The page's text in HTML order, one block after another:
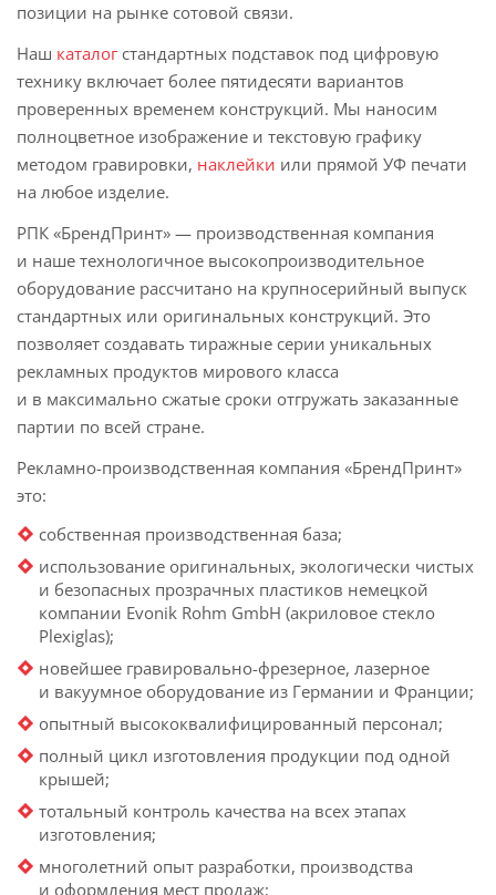
позиции на рынке сотовой связи.
Наш каталогстандартных подставок под цифровую
технику включает более пятидесяти вариантов
проверенных временем конструкций. Мы наносим
полноцветное изображение и текстовую графику
методом гравировки, наклейки или прямой УФ печати
на любое изделие.
РПК «БрендПринт» — производственная компания
и наше технологичное высокопроизводительное
оборудование рассчитано на крупносерийный выпуск
стандартных или оригинальных конструкций. Это
позволяет создавать тиражные серии уникальных
рекламных продуктов мирового класса
и в максимально сжатые сроки отгружать заказанные
партии по всей стране.
Рекламно-производственная компания «БрендПринт»
это:
собственная производственная база;
использование оригинальных, экологически чистых
и безопасных прозрачных пластиков немецкой
компании Evonik Rohm GmbH (акриловое стекло
Plexiglas);
новейшее гравировально-фрезерное, лазерное
и вакуумное оборудование из Германии и Франции;
опытный высококвалифицированный персонал;
полный цикл изготовления продукции под одной
крышей;
тотальный контроль качества на всех этапах
изготовления;
многолетний опыт разработки, производства
и оформления мест продаж;